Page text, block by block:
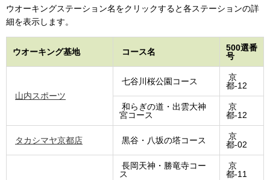
ウオーキングステーション名をクリックすると各ステーションの詳
細を表示します。
ウオーキング基地 コース名
500選番
号
山内スポーツ
七谷川桜公園コース
京
都-12
和らぎの道・出雲大神
宮コース
京
都-12
タカシマヤ京都店 黒谷・八坂の塔コース
京
都-02
長岡天神・勝竜寺コー
ス
京
都-11